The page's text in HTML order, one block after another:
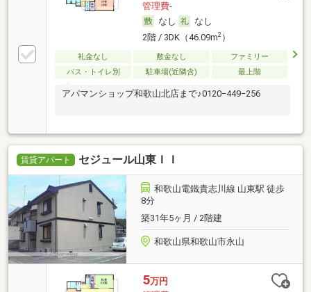
管理費-
なし
なし
2階 / 3DK（46.09m2）
礼金なし 敷金なし
ファミリー
バス・トイレ別
駐車場(近隣含) 最上階
アパマンショップ和歌山北店まで♪0120−449−256
賃貸アパート セジュール山東ＩＩ
和歌山電鐵貴志川線 山東駅 徒歩
8分
築31年5ヶ月 / 2階建
和歌山県和歌山市永山
5万円